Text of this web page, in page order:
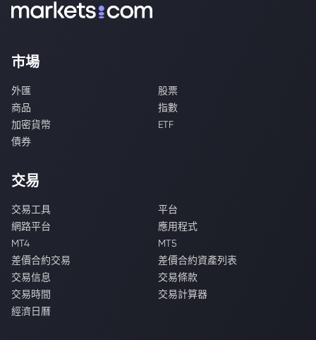
市場
外匯
股票
商品
指數
加密貨幣
ETF
債券
交易
交易工具
平台
網路平台
應用程式
MT4
MT5
差價合約交易
差價合約資產列表
交易信息
交易條款
交易時間
交易計算器
經濟日曆